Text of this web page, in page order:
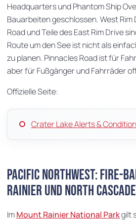
Headquarters und Phantom Ship
Bauarbeiten geschlossen. West
Road und Teile des East Rim Drive
Route um den See ist nicht als
zu planen. Pinnacles Road ist für
aber für Fußgänger und Fahrräder
Offizielle Seite:
Crater Lake Alerts &
Pacific Northwest: Fire-
Rainier und North
ImMount Rainier National Parkgilt